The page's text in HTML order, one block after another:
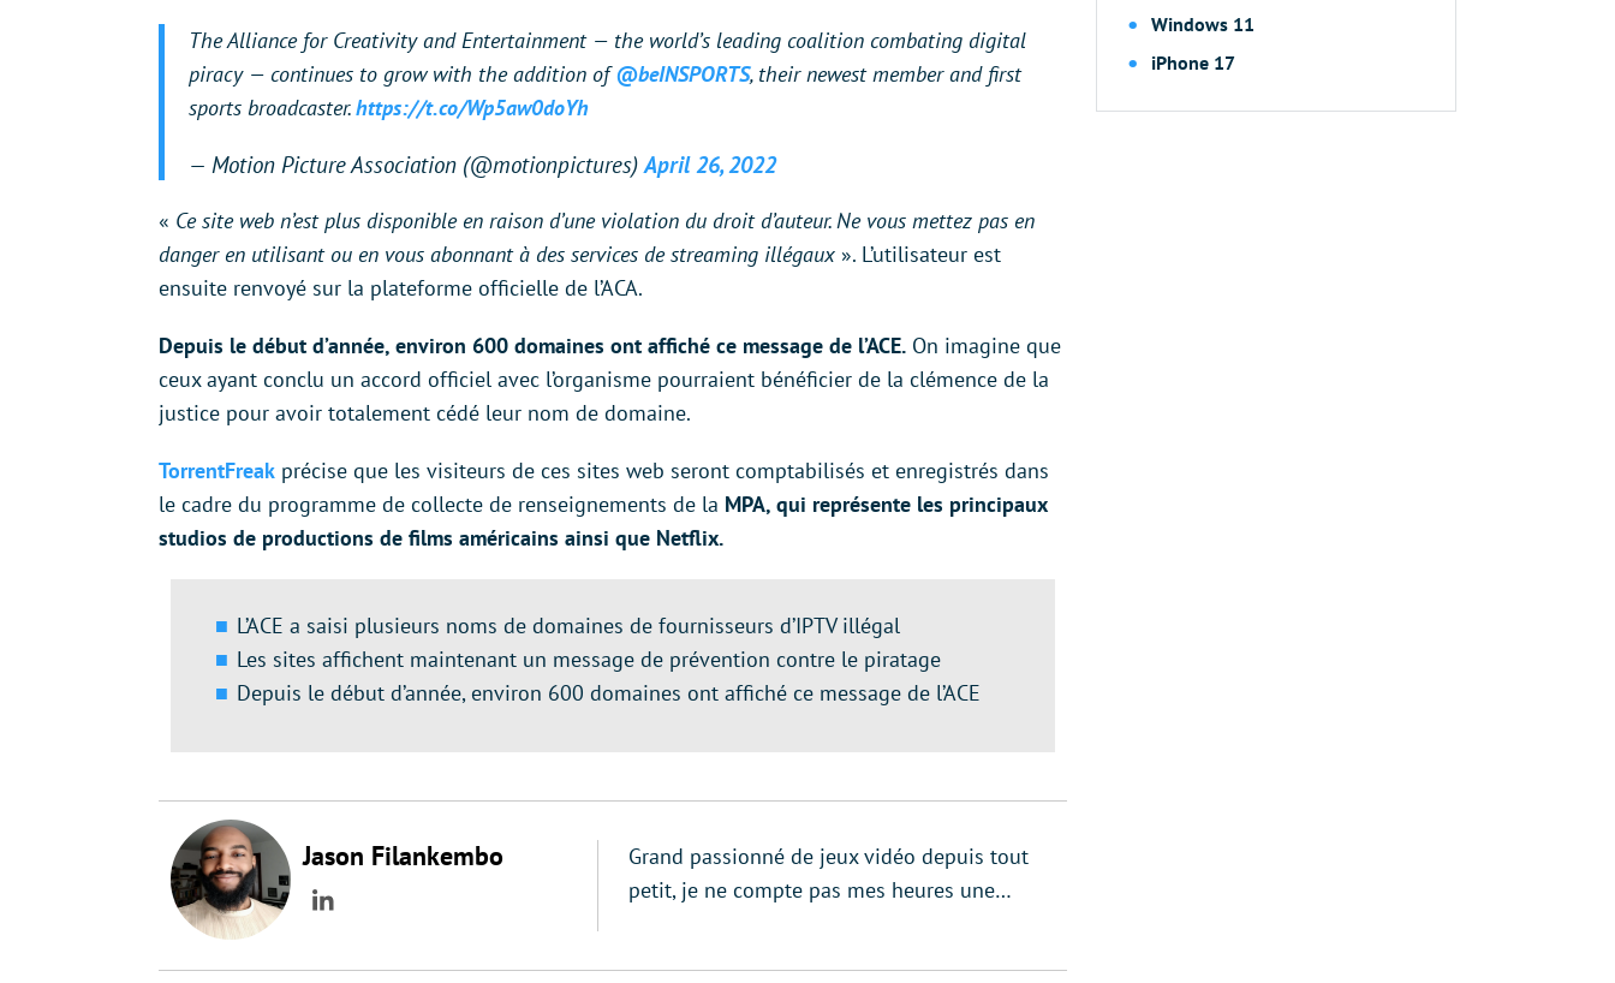
The Alliance for Creativity and Entertainment — the world’s leading coalition combating digital
piracy — continues to grow with the addition of@beINSPORTS, their newest member and first
sports broadcaster.https://t.co/Wp5aw0doYh
— Motion Picture Association (@motionpictures)April 26, 2022
« Ce site web n’est plus disponible en raison d’une violation du droit d’auteur. Ne vous mettez pas en
danger en utilisant ou en vous abonnant à des services de streaming illégaux ». L’utilisateur est
ensuite renvoyé sur la plateforme officielle de l’ACA.
Depuis le début d’année, environ 600 domaines ont affiché ce message de l’ACE. On imagine que
ceux ayant conclu un accord officiel avec l’organisme pourraient bénéficier de la clémence de la
justice pour avoir totalement cédé leur nom de domaine.
TorrentFreak précise que les visiteurs de ces sites web seront comptabilisés et enregistrés dans
le cadre du programme de collecte de renseignements de la MPA, qui représente les principaux
studios de productions de films américains ainsi que Netflix.
L’ACE a saisi plusieurs noms de domaines de fournisseurs d’IPTV illégal
Les sites affichent maintenant un message de prévention contre le piratage
Depuis le début d’année, environ 600 domaines ont affiché ce message de l’ACE
Jason Filankembo
LinkedIn
Grand passionné de jeux vidéo depuis tout
petit, je ne compte pas mes heures une…
Windows 11
iPhone 17